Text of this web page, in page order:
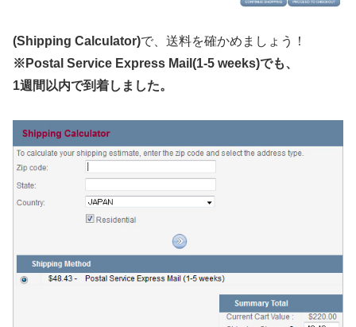
(Shipping Calculator)で、送料を確かめましょう！
※Postal Service Express Mail(1-5 weeks)でも、
1週間以内で到着しました。